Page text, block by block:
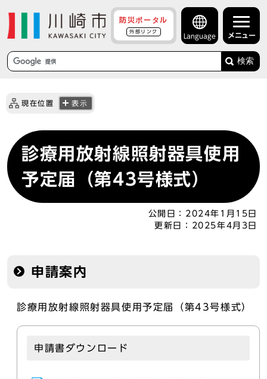
防災ポータル
外部リンク
Language メニュー
検索
現在位置 表示
診療用放射線照射器具使用
予定届（第43号様式）
公開日： 2024年1月15日
更新日：
2025年4月3日
申請案内
診療用放射線照射器具使用予定届（第43号様式）
申請書ダウンロード